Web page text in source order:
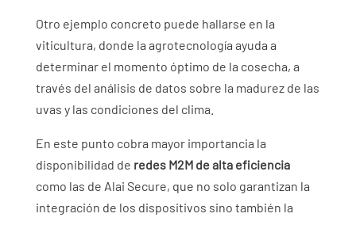
Otro ejemplo concreto puede hallarse en la
viticultura, donde la agrotecnología ayuda a
determinar el momento óptimo de la cosecha, a
través del análisis de datos sobre la madurez de las
uvas y las condiciones del clima.
En este punto cobra mayor importancia la
disponibilidad de redes M2M de alta eficiencia
como las de Alai Secure, que no solo garantizan la
integración de los dispositivos sino también la